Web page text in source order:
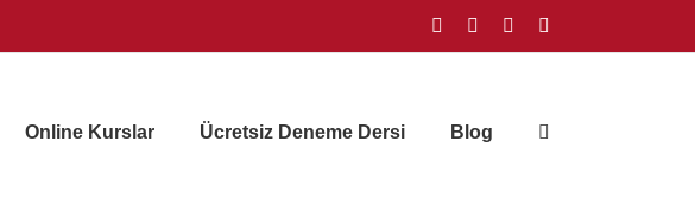
FacebookInstagram
Online Kurslar Ücretsiz Deneme Dersi Blog